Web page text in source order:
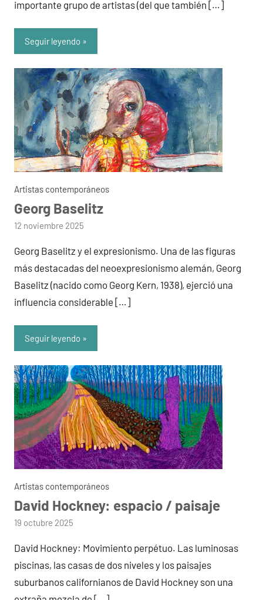
importante grupo de artistas (del que también […]
Seguir leyendo
Artistas contemporáneos
Georg Baselitz
por
12 noviembre 2025
Georg Baselitz y el expresionismo. Una de las figuras
más destacadas del neoexpresionismo alemán, Georg
Baselitz (nacido como Georg Kern, 1938), ejerció una
influencia considerable […]
Seguir leyendo
Artistas contemporáneos
David Hockney: espacio / paisaje
por
19 octubre 2025
David Hockney: Movimiento perpétuo. Las luminosas
piscinas, las casas de dos niveles y los paisajes
suburbanos californianos de David Hockney son una